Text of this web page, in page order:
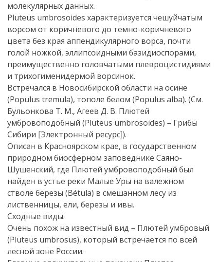
молекулярных данных.
Pluteus umbrosoides характеризуется чешуйчатым
ворсом от коричневого до темно-коричневого
цвета без края аппендикулярного ворса, почти
голой ножкой, эллипсоидными базидиоспорами,
преимущественно головчатыми плевроцистидиями
и трихогименидермой ворсинок.
Встречался в Новосибирской области на осине
(Populus tremula), тополе белом (Populus alba). (См.
Бульонкова Т. М., Агеев Д. В. Плютей
умбровоподобный (Pluteus umbrosoides) – Грибы
Сибири [Электронный ресурс]).
Описан в Красноярском крае, в государственном
природном биосферном заповеднике Саяно-
Шушенский, где Плютей умбровоподобный был
найден в устье реки Малые Уры на валежном
стволе березы (Bétula) в смешанном лесу из
лиственницы, ели, березы и ивы.
Сходные виды.
Очень похож на известный вид – Плютей умбровый
(Pluteus umbrosus), который встречается по всей
лесной зоне России.